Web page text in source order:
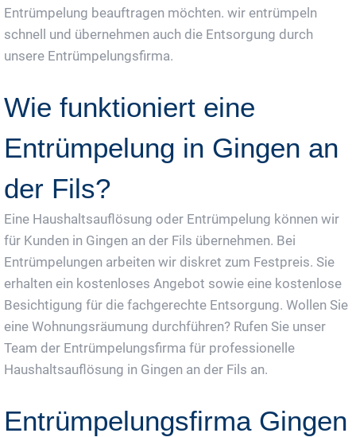
Entrümpelung beauftragen möchten. wir entrümpeln
schnell und übernehmen auch die Entsorgung durch
unsere Entrümpelungsfirma.
Wie funktioniert eine
Entrümpelung in Gingen an
der Fils?
Eine Haushaltsauflösung oder Entrümpelung können wir
für Kunden in Gingen an der Fils übernehmen. Bei
Entrümpelungen arbeiten wir diskret zum Festpreis. Sie
erhalten ein kostenloses Angebot sowie eine kostenlose
Besichtigung für die fachgerechte Entsorgung. Wollen Sie
eine Wohnungsräumung durchführen? Rufen Sie unser
Team der Entrümpelungsfirma für professionelle
Haushaltsauflösung in Gingen an der Fils an.
Entrümpelungsfirma Gingen